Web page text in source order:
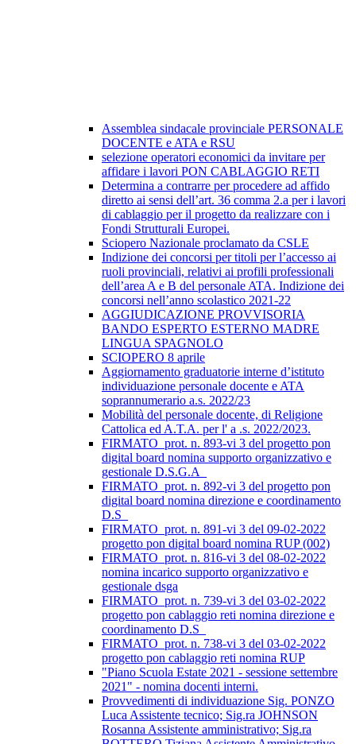
Assemblea sindacale provinciale PERSONALE
DOCENTE e ATA e RSU
selezione operatori economici da invitare per
affidare i lavori PON CABLAGGIO RETI
Determina a contrarre per procedere ad affido
diretto ai sensi dell’art. 36 comma 2.a per i lavori
di cablaggio per il progetto da realizzare con i
Fondi Strutturali Europei.
Sciopero Nazionale proclamato da CSLE
Indizione dei concorsi per titoli per l’accesso ai
ruoli provinciali, relativi ai profili professionali
dell’area A e B del personale ATA. Indizione dei
concorsi nell’anno scolastico 2021-22
AGGIUDICAZIONE PROVVISORIA
BANDO ESPERTO ESTERNO MADRE
LINGUA SPAGNOLO
SCIOPERO 8 aprile
Aggiornamento graduatorie interne d’istituto
individuazione personale docente e ATA
soprannumerario a.s. 2022/23
Mobilità del personale docente, di Religione
Cattolica ed A.T.A. per l' a .s. 2022/2023.
FIRMATO_prot. n. 893-vi 3 del progetto pon
digital board nomina supporto organizzativo e
gestionale D.S.G.A_
FIRMATO_prot. n. 892-vi 3 del progetto pon
digital board nomina direzione e coordinamento
D.S_
FIRMATO_prot. n. 891-vi 3 del 09-02-2022
progetto pon digital board nomina RUP (002)
FIRMATO_prot. n. 816-vi 3 del 08-02-2022
nomina incarico supporto organizzativo e
gestionale dsga
FIRMATO_prot. n. 739-vi 3 del 03-02-2022
progetto pon cablaggio reti nomina direzione e
coordinamento D.S_
FIRMATO_prot. n. 738-vi 3 del 03-02-2022
progetto pon cablaggio reti nomina RUP
"Piano Scuola Estate 2021 - sessione settembre
2021" - nomina docenti interni.
Provvedimenti di individuazione Sig. PONZO
Luca Assistente tecnico; Sig.ra JOHNSON
Rosanna Assistente amministrativo; Sig.ra